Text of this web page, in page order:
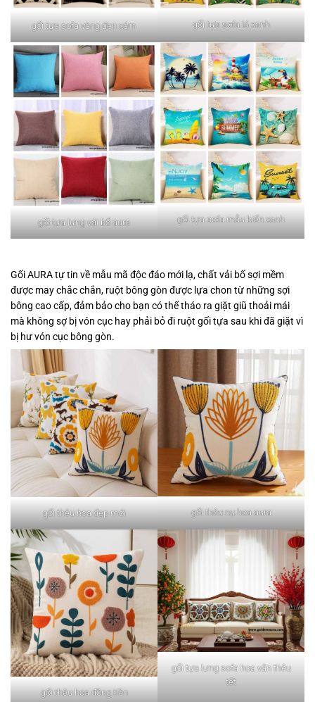
gối tựa sofa vàng đen xám gối tựa sofa lá xanh
gối tựa lưng vải bố aura gối tựa sofa mẫu biển xanh
Gối AURA tự tin về mẫu mã độc đáo mới lạ, chất vải bố sợi mềm
được may chắc chắn, ruột bông gòn được lựa chon từ những sợi
bông cao cấp, đảm bảo cho bạn có thể tháo ra giặt giũ thoải mái
mà không sợ bị vón cục hay phải bỏ đi ruột gối tựa sau khi đã giặt vì
bị hư vón cục bông gòn.
gối thêu hoa đẹp mới gối thêu nụ hoa aura
gối thêu hoa đồng tiền
gối tựa lưng sofa hoa văn thêu
tết